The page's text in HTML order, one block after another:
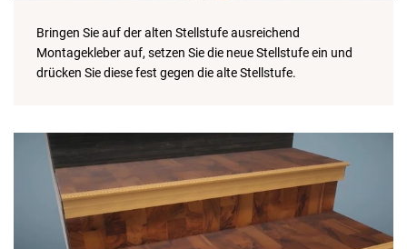
Bringen Sie auf der alten Stellstufe ausreichend
Montagekleber auf, setzen Sie die neue Stellstufe ein und
drücken Sie diese fest gegen die alte Stellstufe.